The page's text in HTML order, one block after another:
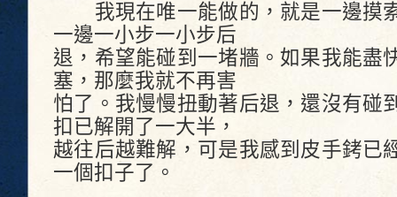
我現在唯一能做的，就是一邊摸
一邊一小步一小步后
退，希望能碰到一堵牆。如果我能盡
塞，那麼我就不再害
怕了。我慢慢扭動著后退，還沒有碰
扣已解開了一大半，
越往后越難解，可是我感到皮手銬已
一個扣子了。